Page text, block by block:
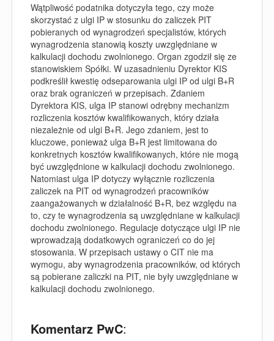
Wątpliwość podatnika dotyczyła tego, czy może
skorzystać z ulgi IP w stosunku do zaliczek PIT
pobieranych od wynagrodzeń specjalistów, których
wynagrodzenia stanowią koszty uwzględniane w
kalkulacji dochodu zwolnionego. Organ zgodził się ze
stanowiskiem Spółki. W uzasadnieniu Dyrektor KIS
podkreślił kwestię odseparowania ulgi IP od ulgi B+R
oraz brak ograniczeń w przepisach. Zdaniem
Dyrektora KIS, ulga IP stanowi odrębny mechanizm
rozliczenia kosztów kwalifikowanych, który działa
niezależnie od ulgi B+R. Jego zdaniem, jest to
kluczowe, ponieważ ulga B+R jest limitowana do
konkretnych kosztów kwalifikowanych, które nie mogą
być uwzględnione w kalkulacji dochodu zwolnionego.
Natomiast ulga IP dotyczy wyłącznie rozliczenia
zaliczek na PIT od wynagrodzeń pracowników
zaangażowanych w działalność B+R, bez względu na
to, czy te wynagrodzenia są uwzględniane w kalkulacji
dochodu zwolnionego. Regulacje dotyczące ulgi IP nie
wprowadzają dodatkowych ograniczeń co do jej
stosowania. W przepisach ustawy o CIT nie ma
wymogu, aby wynagrodzenia pracowników, od których
są pobierane zaliczki na PIT, nie były uwzględniane w
kalkulacji dochodu zwolnionego.
Komentarz PwC: